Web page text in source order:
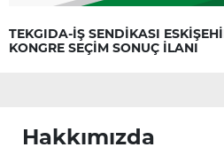
TEKGIDA-İŞ SENDİKASI
KONGRE SEÇİM SONUÇ İLANI
Hakkımızda